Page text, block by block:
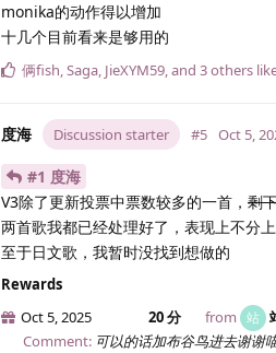
monika的动作得以增加
十几个目前看来是够用的
俩fish,Saga, JieXYM59, and 3others
度海 Discussion starter #5 Oct 5,
#1 度海
V3除了更新投票中票数较多的一首， 剩
两首歌我都已经处理好了，表现上不分
至于日文歌，我暂时没找到想做的
Rewards
Oct 5, 2025
20 分 from 站
Comment: 可以的话加布谷鸟进去谢谢